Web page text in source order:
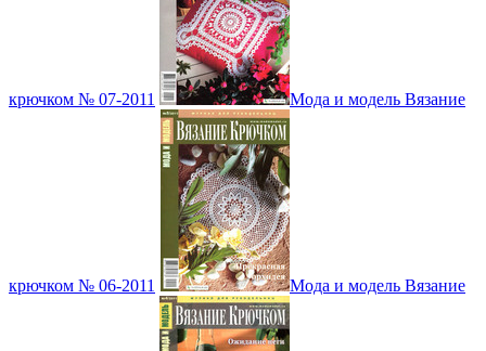
крючком № 07-2011 Мода и модель Вязание
крючком № 06-2011 Мода и модель Вязание